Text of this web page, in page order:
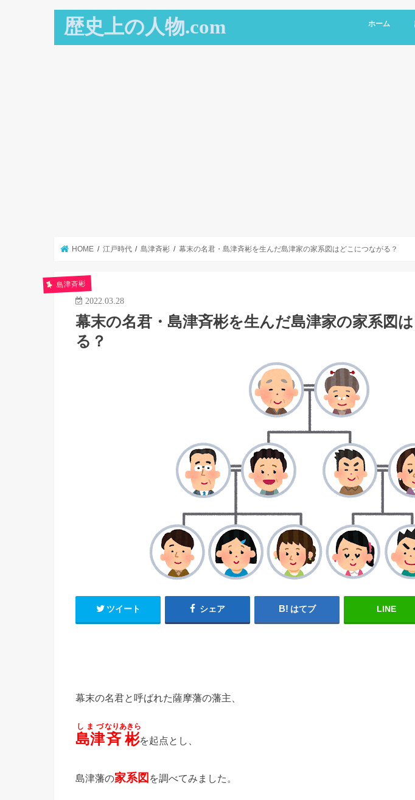
歴史上の人物.com ホーム
HOME 江戸時代 島津斉彬 幕末の名君・島津斉彬を生んだ島津家の家系図はどこにつながる？
島津斉彬
2022.03.28
幕末の名君・島津斉彬を生んだ島津家の家系図
る？
ツイート シェア はてブ LINE
幕末の名君と呼ばれた薩摩藩の藩主、
島津
しまづ
斉彬
なりあきら
を起点とし、
島津藩の家系図 を調べてみました。